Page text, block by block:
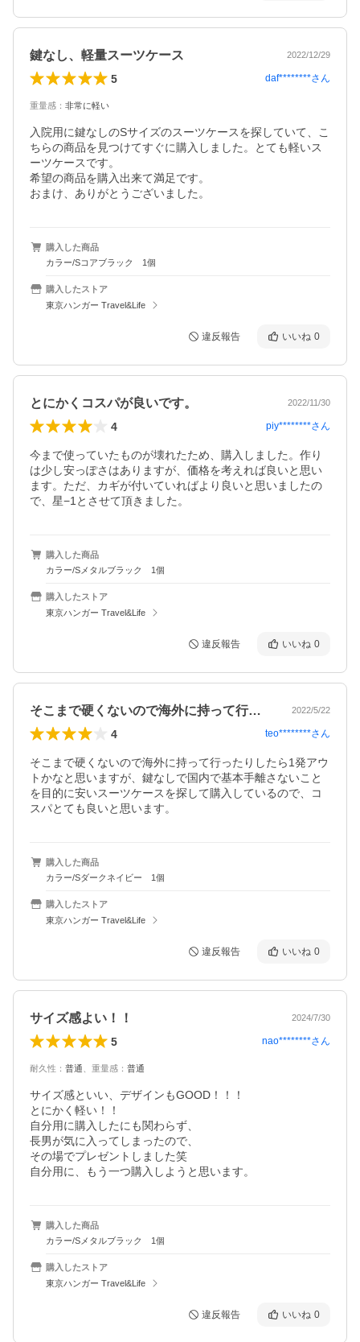
鍵なし、軽量スーツケース 2022/12/29
5 daf********さん
重量感 ： 非常に軽い
入院用に鍵なしのSサイズのスーツケースを探していて、こ
ちらの商品を見つけてすぐに購入しました。とても軽いス
ーツケースです。
希望の商品を購入出来て満足です。
購入した商品
カラー/Sコアブラック 1個
購入したストア
東京ハンガー Travel&Life
違反報告 いいね 0
とにかくコスパが良いです。 2022/11/30
4 piy********さん
今まで使っていたものが壊れたため、購入しました。作り
は少し安っぽさはありますが、価格を考えれば良いと思い
ます。ただ、カギが付いていればより良いと思いましたの
で、星−1とさせて頂きました。
購入した商品
カラー/Sメタルブラック 1個
購入したストア
東京ハンガー Travel&Life
違反報告 いいね 0
そこまで硬くないので海外に持って行った… 2022/5/22
4 teo********さん
そこまで硬くないので海外に持って行ったりしたら1発アウ
トかなと思いますが、鍵なしで国内で基本手離さないこと
を目的に安いスーツケースを探して購入しているので、コ
スパとても良いと思います。
購入した商品
カラー/Sダークネイビー 1個
購入したストア
東京ハンガー Travel&Life
違反報告 いいね 0
サイズ感よい！！ 2024/7/30
5 nao********さん
耐久性 ： 普通 重量感 ： 普通
サイズ感といい、デザインもGOOD！！！
とにかく軽い！！
自分用に購入したにも関わらず、
長男が気に入ってしまったので、
その場でプレゼントしました笑
購入した商品
カラー/Sメタルブラック 1個
購入したストア
東京ハンガー Travel&Life
違反報告 いいね 0